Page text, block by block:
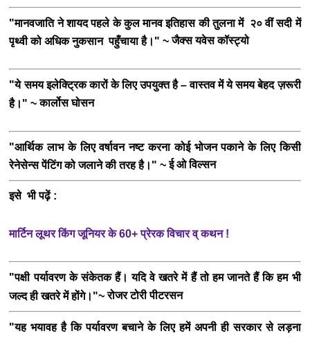
"मानवजाति ने शायद पहले के कुल मानव इतिहास की तुलना में २० वीं सदी में
पृथ्वी को अधिक नुकसान पहुँचाया है।" ~जैक्स यवेस कॉस्ट्यो
"ये समय इलेक्ट्रिक कारों के लिए उपयुक्त है – वास्तव में ये समय बेहद ज़रूरी
है।" ~कार्लोस घोसन
"आर्थिक लाभ के लिए वर्षावन नष्ट करना कोई भोजन पकाने के लिए किसी
रेनेसेन्स पेंटिंग को जलाने की तरह है।" ~ई ओ विल्सन
इसे भी पढ़ें :
मार्टिन लूथर किंग जूनियर के 60+ प्रेरक विचार व् कथन !
"पक्षी पर्यावरण के संकेतक हैं। यदि वे खतरे में हैं तो हम जानते हैं कि हम भी
जल्द ही खतरे में होंगे।"~रोजर टोरी पीटरसन
"यह भयावह है कि पर्यावरण बचाने के लिए हमें अपनी ही सरकार से लड़ना